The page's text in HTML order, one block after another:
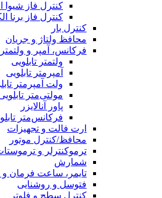
کنترل فاز شیوا
کنترل فاز برنا
کنترل بار
محافظ ولتاژ و جریان
فرکانس، آمپر و ولتمتر
ولتمتر تابلویی
آمپرمتر تابلویی
ولت آمپرمتر
مولتی‌متر
پاور آنالایزر
فرکانس‌متر
ارت فالت و تجهیزات
محافظ/کنترل موتور
ترموکنترلر و
شمارش
تایمر، ساعت فرمان
فتوسل و روشنایی
کنترل سطح و فلوتر